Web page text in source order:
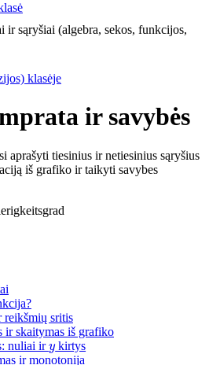
ir sąryšiai (algebra, sekos, funkcijos,
klasėje
ir savybės
aprašyti tiesinius ir netiesinius sąryšius
iš grafiko ir taikyti savybes
reikšmių sritis
ir skaitymas iš grafiko
nuliai irykirtys
ir monotonija